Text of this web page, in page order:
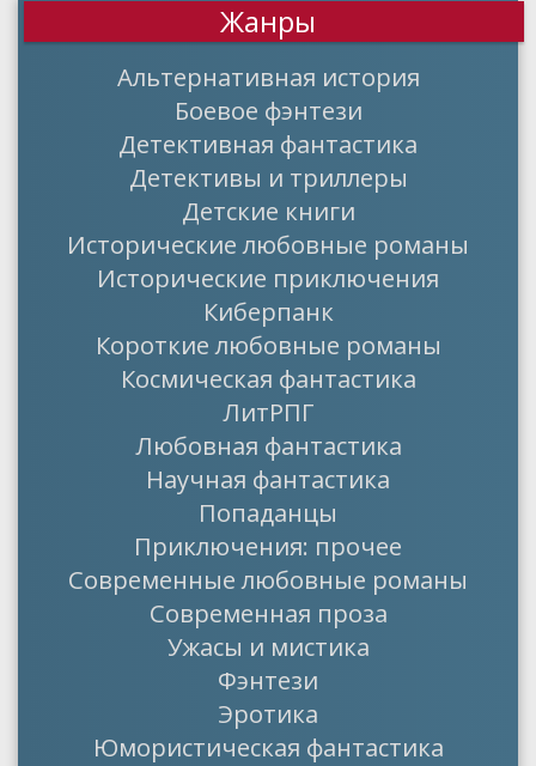
Жанры
Альтернативная история
Боевое фэнтези
Детективная фантастика
Детективы и триллеры
Детские книги
Исторические любовные романы
Исторические приключения
Киберпанк
Короткие любовные романы
Космическая фантастика
ЛитРПГ
Любовная фантастика
Научная фантастика
Попаданцы
Приключения: прочее
Современные любовные романы
Современная проза
Ужасы и мистика
Фэнтези
Эротика
Юмористическая фантастика